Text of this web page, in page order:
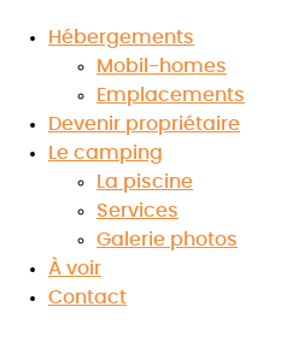
Hébergements
Mobil-homes
Emplacements
Devenir propriétaire
Le camping
La piscine
Services
Galerie photos
À voir
Contact
dans notre